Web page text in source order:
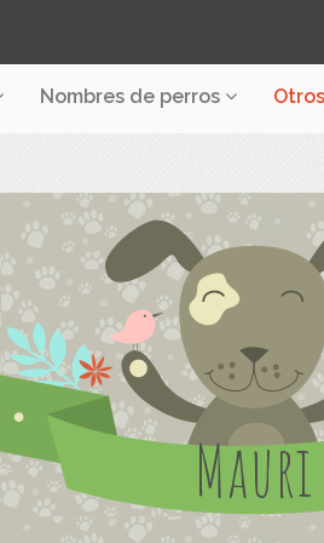
Nombres de perros
Mauri